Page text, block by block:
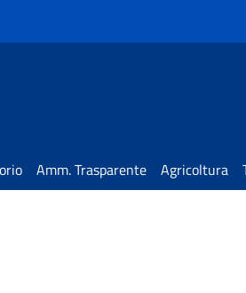
Amm. Trasparente Agricoltura